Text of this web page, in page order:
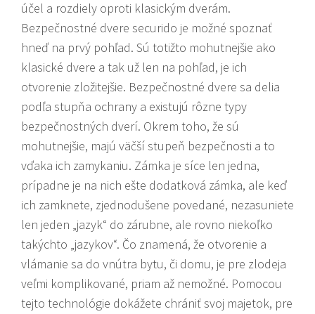
účel a rozdiely oproti klasickým dverám.
Bezpečnostné dvere securido je možné spoznať
hneď na prvý pohľad. Sú totižto mohutnejšie ako
klasické dvere a tak už len na pohľad, je ich
otvorenie zložitejšie. Bezpečnostné dvere sa delia
podľa stupňa ochrany a existujú rôzne typy
bezpečnostných dverí. Okrem toho, že sú
mohutnejšie, majú väčší stupeň bezpečnosti a to
vďaka ich zamykaniu. Zámka je síce len jedna,
prípadne je na nich ešte dodatková zámka, ale keď
ich zamknete, zjednodušene povedané, nezasuniete
len jeden „jazyk“ do zárubne, ale rovno niekoľko
takýchto „jazykov“. Čo znamená, že otvorenie a
vlámanie sa do vnútra bytu, či domu, je pre zlodeja
veľmi komplikované, priam až nemožné. Pomocou
tejto technológie dokážete chrániť svoj majetok, pre